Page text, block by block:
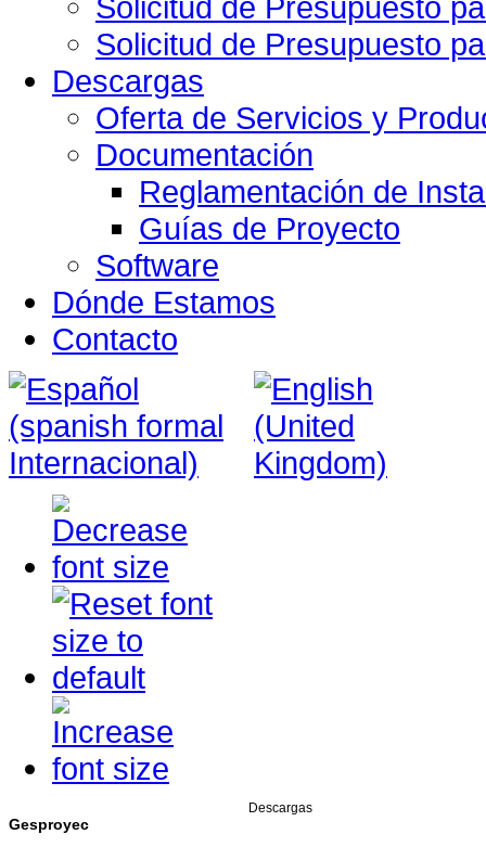
Solicitud de Presupuesto
Descargas
Oferta de Servicios y
Documentación
Reglamentación de
Guías de Proyecto
Software
Dónde Estamos
Contacto
Gesproyec
Descargas